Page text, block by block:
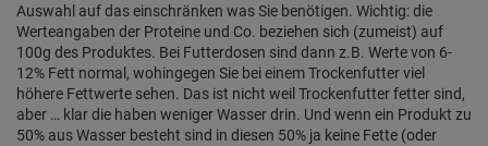
Auswahl auf das einschränken was Sie benötigen. Wichtig: die
Werteangaben der Proteine und Co. beziehen sich (zumeist) auf
100g des Produktes. Bei Futterdosen sind dann z.B. Werte von 6-
12% Fett normal, wohingegen Sie bei einem Trockenfutter viel
höhere Fettwerte sehen. Das ist nicht weil Trockenfutter fetter sind,
aber … klar die haben weniger Wasser drin. Und wenn ein Produkt zu
50% aus Wasser besteht sind in diesen 50% ja keine Fette (oder